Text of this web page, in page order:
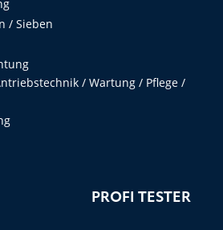
/ Sieben
/ Wartung / Pflege /
PROFI TESTER